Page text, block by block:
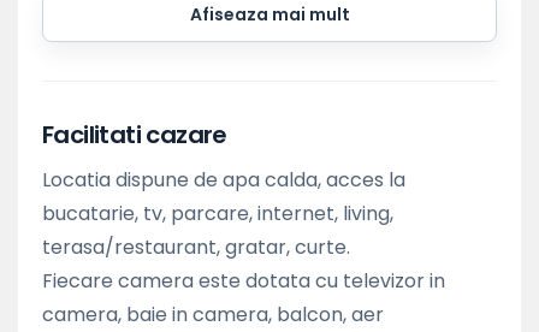
Afiseaza mai mult
Facilitati cazare
Locatia dispune de apa calda, acces la
bucatarie, tv, parcare, internet, living,
terasa/restaurant, gratar, curte.
Fiecare camera este dotata cu televizor in
camera, baie in camera, balcon, aer